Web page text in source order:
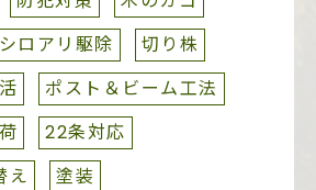
シロアリ駆除
切り株
ポスト＆ビーム工法
22条対応
え
塗装